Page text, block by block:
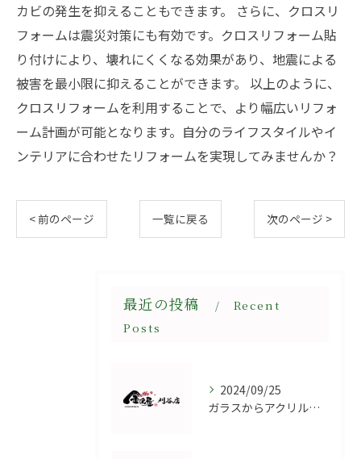
カビの発生を抑えることもできます。 さらに、クロスリ
フォームは震災対策にも有効です。クロスリフォーム貼
り付けにより、壊れにくくなる効果があり、地震による
被害を最小限に抑えることができます。 以上のように、
クロスリフォームを利用することで、より幅広いリフォ
ーム計画が可能となります。自分のライフスタイルやイ
ンテリアに合わせたリフォームを実現してみませんか？
< 前のページ 一覧に戻る 次のページ >
最近の投稿
Recent
Posts
2024/09/25
ガラスからアクリル板の利点とは